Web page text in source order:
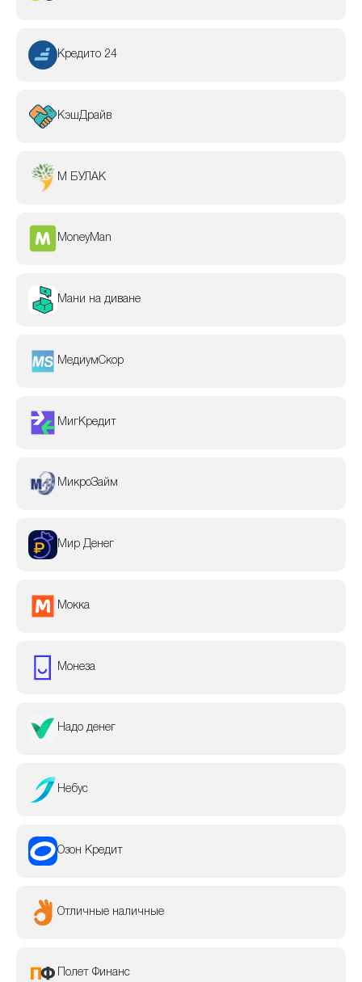
Кредито 24
КэшДрайв
М БУЛАК
MoneyMan
Мани на диване
МедиумСкор
МигКредит
МикроЗайм
Мир Денег
Мокка
Монеза
Надо денег
Небус
Озон Кредит
Отличные наличные
Полет Финанс